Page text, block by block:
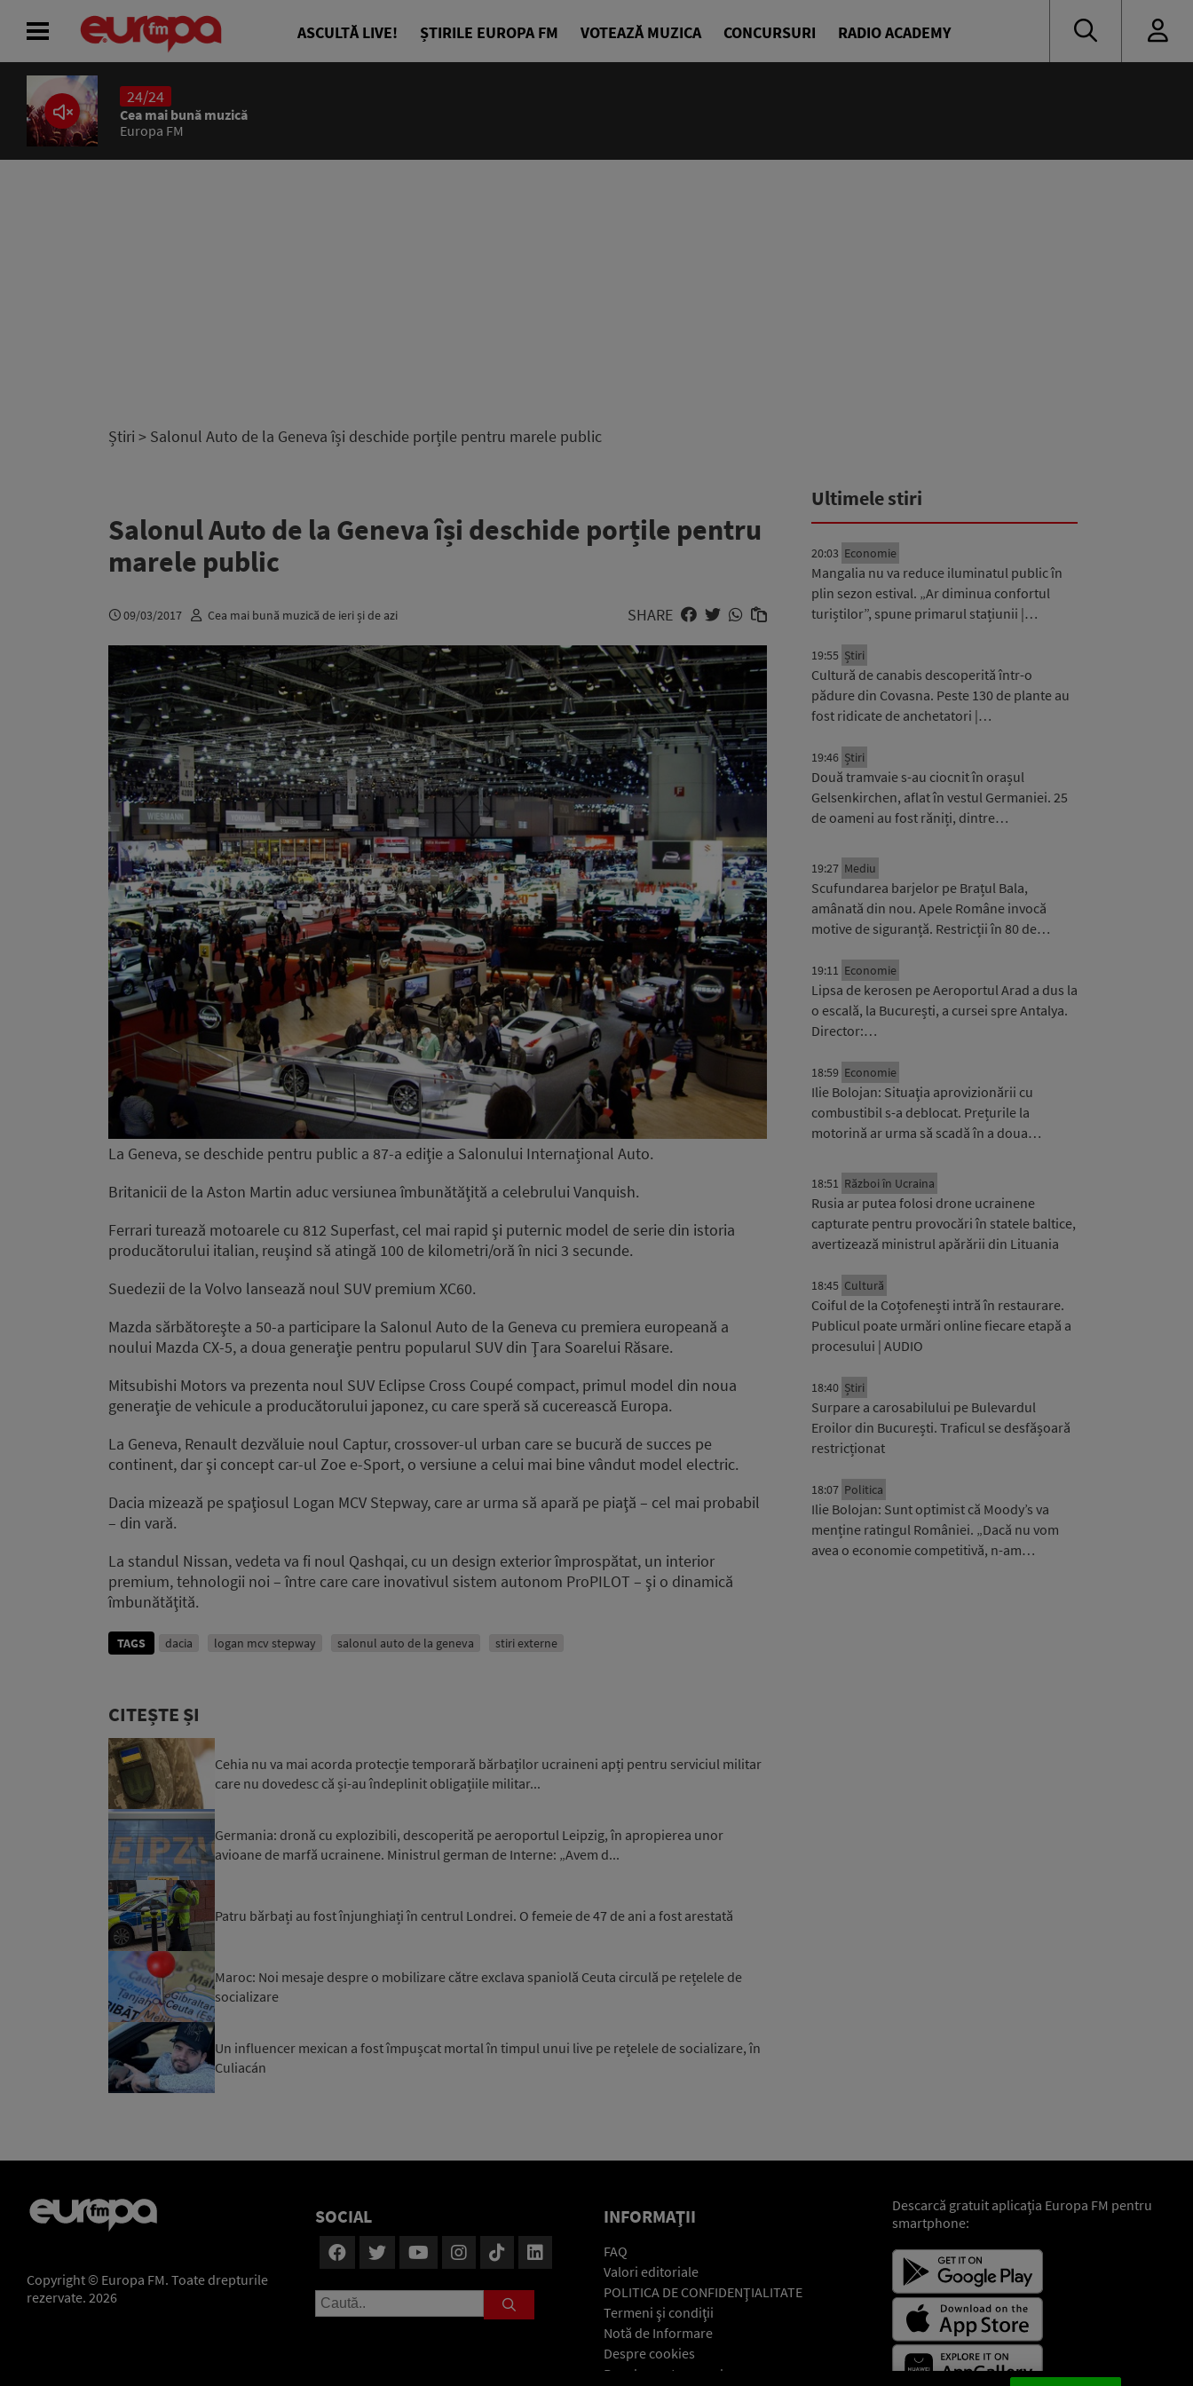
ASCULTĂ LIVE! ȘTIRILE EUROPA FM VOTEAZĂ MUZICA CONCURSURI RADIO ACADEMY
24/24
Cea mai bună muzică
Europa FM
Știri > Salonul Auto de la Geneva își deschide porțile pentru marele public
Salonul Auto de la Geneva își deschide porțile pentru
marele public
09/03/2017 Cea mai bună muzică de ieri și de azi SHARE
La Geneva, se deschide pentru public a 87-a ediţie a Salonului Internațional Auto.
Britanicii de la Aston Martin aduc versiunea îmbunătăţită a celebrului Vanquish.
Ferrari turează motoarele cu 812 Superfast, cel mai rapid şi puternic model de serie din istoria
producătorului italian, reuşind să atingă 100 de kilometri/oră în nici 3 secunde.
Suedezii de la Volvo lansează noul SUV premium XC60.
Mazda sărbătoreşte a 50-a participare la Salonul Auto de la Geneva cu premiera europeană a
noului Mazda CX-5, a doua generaţie pentru popularul SUV din Ţara Soarelui Răsare.
Mitsubishi Motors va prezenta noul SUV Eclipse Cross Coupé compact, primul model din noua
generaţie de vehicule a producătorului japonez, cu care speră să cucerească Europa.
La Geneva, Renault dezvăluie noul Captur, crossover-ul urban care se bucură de succes pe
continent, dar şi concept car-ul Zoe e-Sport, o versiune a celui mai bine vândut model electric.
Dacia mizează pe spaţiosul Logan MCV Stepway, care ar urma să apară pe piaţă – cel mai probabil
– din vară.
La standul Nissan, vedeta va fi noul Qashqai, cu un design exterior împrospătat, un interior
premium, tehnologii noi – între care care inovativul sistem autonom ProPILOT – şi o dinamică
îmbunătăţită.
TAGS dacia logan mcv stepway salonul auto de la geneva stiri externe
CITEȘTE ȘI
Cehia nu va mai acorda protecție temporară bărbaților ucraineni apți pentru serviciul militar
care nu dovedesc că și-au îndeplinit obligațiile militar...
Germania: dronă cu explozibili, descoperită pe aeroportul Leipzig, în apropierea unor
avioane de marfă ucrainene. Ministrul german de Interne: „Avem d...
Patru bărbați au fost înjunghiați în centrul Londrei. O femeie de 47 de ani a fost arestată
Maroc: Noi mesaje despre o mobilizare către exclava spaniolă Ceuta circulă pe rețelele de
socializare
Un influencer mexican a fost împușcat mortal în timpul unui live pe rețelele de socializare, în
Culiacán
Ultimele stiri
20:03 Economie
Mangalia nu va reduce iluminatul public în
plin sezon estival. „Ar diminua confortul
turiștilor”, spune primarul stațiunii |…
19:55 Știri
Cultură de canabis descoperită într-o
pădure din Covasna. Peste 130 de plante au
fost ridicate de anchetatori |…
19:46 Știri
Două tramvaie s-au ciocnit în orașul
Gelsenkirchen, aflat în vestul Germaniei. 25
de oameni au fost răniți, dintre…
19:27 Mediu
Scufundarea barjelor pe Brațul Bala,
amânată din nou. Apele Române invocă
motive de siguranță. Restricții în 80 de…
19:11 Economie
Lipsa de kerosen pe Aeroportul Arad a dus la
o escală, la București, a cursei spre Antalya.
Director:…
18:59 Economie
Ilie Bolojan: Situaţia aprovizionării cu
combustibil s-a deblocat. Prețurile la
motorină ar urma să scadă în a doua…
18:51 Război în Ucraina
Rusia ar putea folosi drone ucrainene
capturate pentru provocări în statele baltice,
avertizează ministrul apărării din Lituania
18:45 Cultură
Coiful de la Coțofenești intră în restaurare.
Publicul poate urmări online fiecare etapă a
procesului | AUDIO
18:40 Știri
Surpare a carosabilului pe Bulevardul
Eroilor din București. Traficul se desfășoară
restricționat
18:07 Politica
Ilie Bolojan: Sunt optimist că Moody’s va
menține ratingul României. „Dacă nu vom
avea o economie competitivă, n-am…
Copyright © Europa FM. Toate drepturile
rezervate. 2026
SOCIAL INFORMAŢII
FAQ
Valori editoriale
POLITICA DE CONFIDENŢIALITATE
Termeni şi condiţii
Notă de Informare
Despre cookies
Regulament general
Descarcă gratuit aplicaţia Europa FM pentru
smartphone:
ACASĂ
ȘTIRI